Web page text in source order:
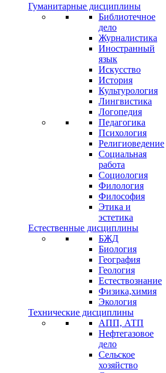
Гуманитарные дисциплины
Библиотечное
дело
Журналистика
Иностранный
язык
Искусство
История
Культурология
Лингвистика
Логопедия
Педагогика
Психология
Религиоведение
Социальная
работа
Социология
Филология
Философия
Этика и
эстетика
Естественные дисциплины
БЖД
Биология
География
Геология
Естествознание
Физика,химия
Экология
Технические дисциплины
АПП, АТП
Нефтегазовое
дело
Сельское
хозяйство